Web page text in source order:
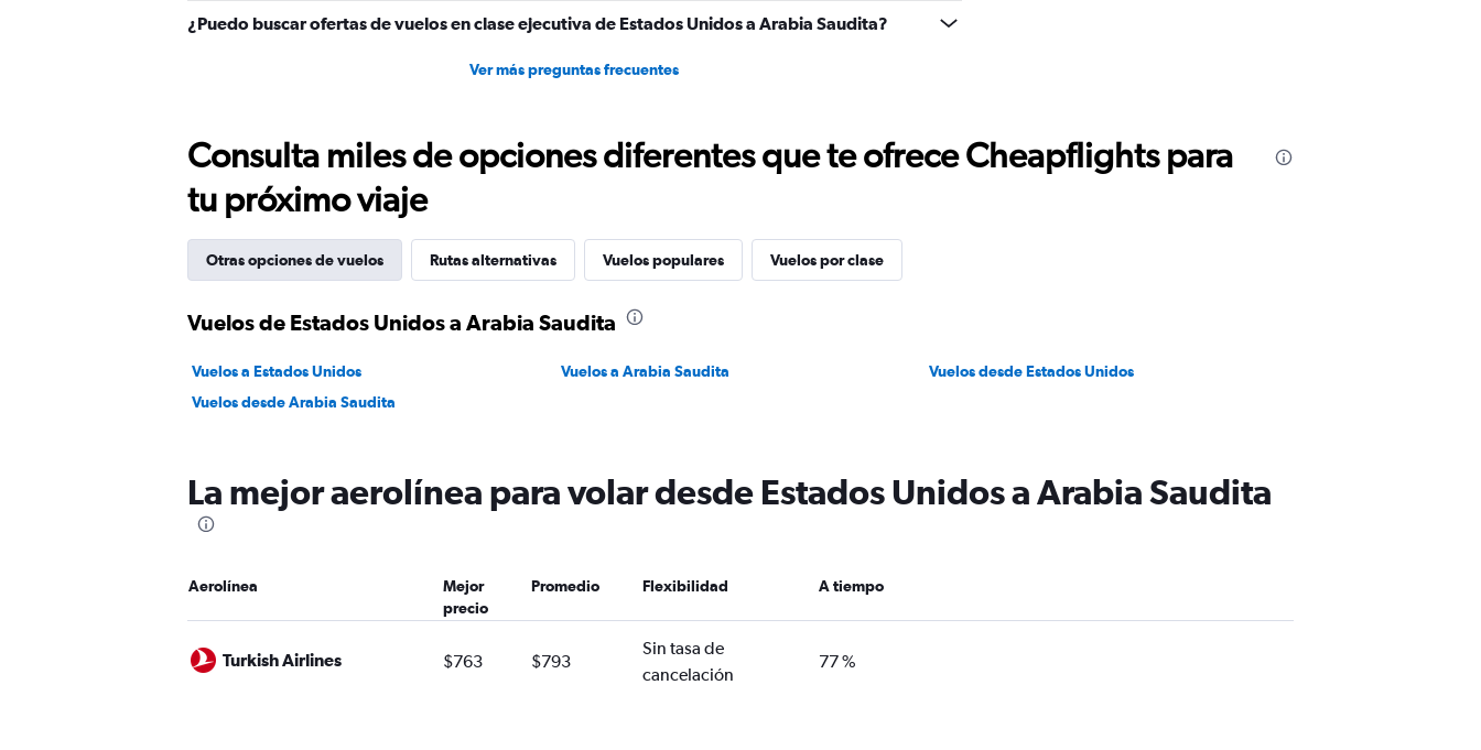
¿Puedo buscar ofertas de vuelos en clase ejecutiva de Estados Unidos a Arabia Saudita?
Ver más preguntas frecuentes
Consulta miles de opciones diferentes que te ofrece Cheapflights para
tu próximo viaje
Otras opciones de vuelos Rutas alternativas Vuelos populares Vuelos por clase
Vuelos de Estados Unidos a Arabia Saudita
Vuelos a Estados Unidos Vuelos a Arabia Saudita
Vuelos desde Estados Unidos
Vuelos desde Arabia Saudita
La mejor aerolínea para volar desde Estados Unidos a Arabia Saudita
Aerolínea
Mejor
precio
Promedio Flexibilidad A tiempo
Turkish Airlines $763 $793
Sin tasa de
cancelación
77 %